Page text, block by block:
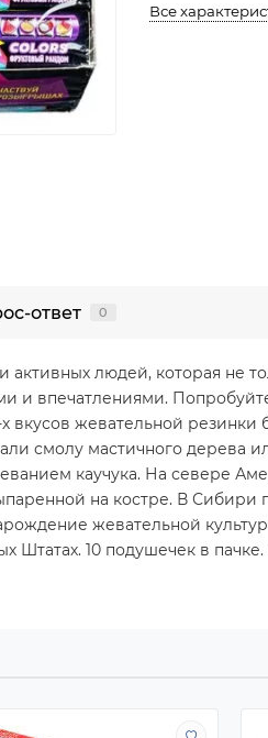
Все
ответ 0
активных людей, которая не
и впечатлениями.
вкусов жевательной резинки
смолу мастичного дерева
каучука. На севере
на костре. В Сибири
жевательной
Штатах. 10 подушечек в